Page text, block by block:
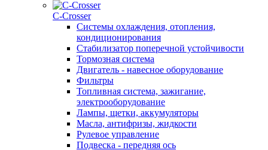
С-Сrosser
Системы охлаждения, отопления,
кондиционирования
Стабилизатор поперечной устойчивости
Тормозная система
Двигатель - навесное оборудование
Фильтры
Топливная система, зажигание,
электрооборудование
Лампы, щетки, аккумуляторы
Масла, антифризы, жидкости
Рулевое управление
Подвеска - передняя ось